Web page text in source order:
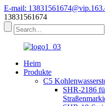
E-mail:
13831561674
Heim
Produkte
C5
SHR-2186